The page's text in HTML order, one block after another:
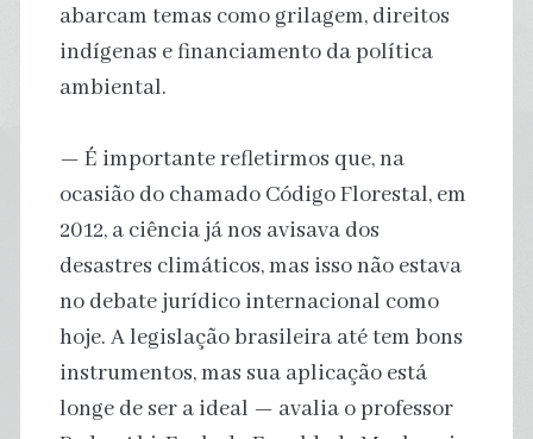
abarcam temas como grilagem, direitos
indígenas e financiamento da política
ambiental.
— É importante refletirmos que, na
ocasião do chamado Código Florestal, em
2012, a ciência já nos avisava dos
desastres climáticos, mas isso não estava
no debate jurídico internacional como
hoje. A legislação brasileira até tem bons
instrumentos, mas sua aplicação está
longe de ser a ideal — avalia o professor